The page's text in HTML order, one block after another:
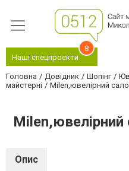
Наші спецпроєкти
8
Головна Довідник Шопінг
майстерні
Milen,ювелірний
Milen,ювелірний
Опис